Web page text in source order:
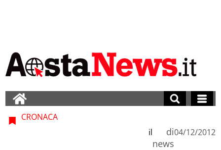
CRONACA
di
news
il 04/12/2012